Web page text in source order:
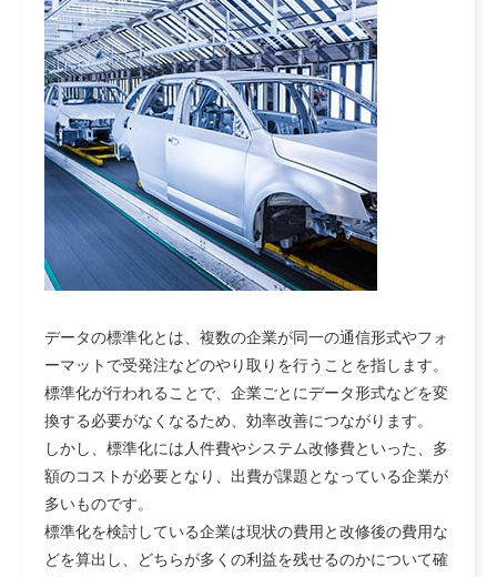
データの標準化とは、複数の企業が同一の通信形式やフォ
ーマットで受発注などのやり取りを行うことを指します。
標準化が行われることで、企業ごとにデータ形式などを変
換する必要がなくなるため、効率改善につながります。
しかし、標準化には人件費やシステム改修費といった、多
額のコストが必要となり、出費が課題となっている企業が
多いものです。
標準化を検討している企業は現状の費用と改修後の費用な
どを算出し、どちらが多くの利益を残せるのかについて確